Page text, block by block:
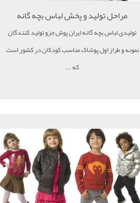
مراحل تولید و پخش لباس بچه گانه
تولیدی لباس بچه گانه ایران پوش جزو تولید کنندگان
نمونه و طراز اول پوشاک مناسب کودکان در کشور است
که ...